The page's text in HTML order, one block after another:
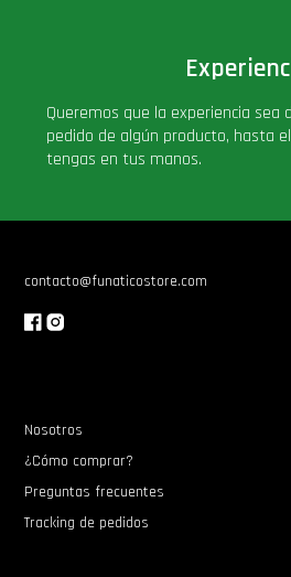
Queremos que la experiencia sea
pedido de algún producto, hasta
tengas en tus manos.
contacto@funaticostore.com
Nosotros
¿Cómo comprar?
Preguntas frecuentes
Tracking de pedidos